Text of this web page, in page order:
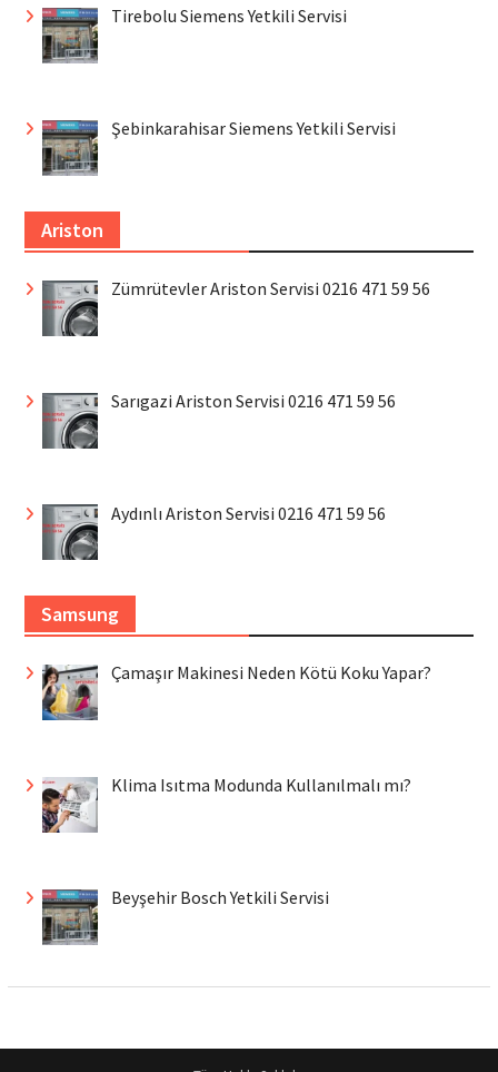
Tirebolu Siemens Yetkili Servisi
Şebinkarahisar Siemens Yetkili Servisi
Ariston
Zümrütevler Ariston Servisi 0216 471 59 56
Sarıgazi Ariston Servisi 0216 471 59 56
Aydınlı Ariston Servisi 0216 471 59 56
Samsung
Çamaşır Makinesi Neden Kötü Koku Yapar?
Klima Isıtma Modunda Kullanılmalı mı?
Beyşehir Bosch Yetkili Servisi